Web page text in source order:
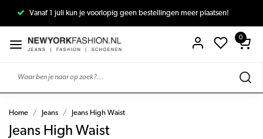
Vanaf 1 juli kun je voorlopig geen bestellingen meer plaatsen!
0
Home Jeans Jeans High Waist
Jeans High Waist